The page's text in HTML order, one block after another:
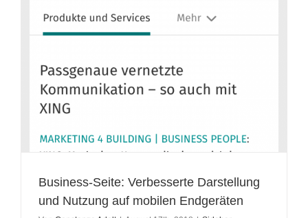
Business-Seite: Verbesserte Darstellung
und Nutzung auf mobilen Endgeräten